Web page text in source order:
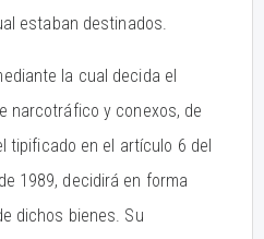
estaban destinados.
la cual decida el
narcotráfico y conexos, de
tipificado en el artículo 6 del
1989, decidirá en forma
dichos bienes. Su